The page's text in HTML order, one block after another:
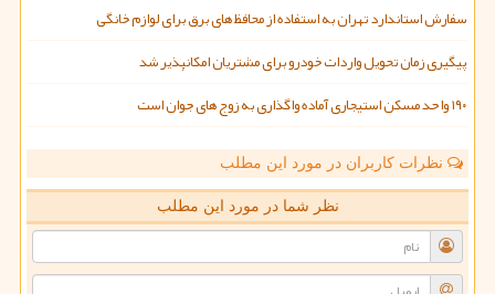
سفارش استاندارد تهران به استفاده از محافظ های برق برای لوازم خانگی
پیگیری زمان تحویل واردات خودرو برای مشتریان امکانپذیر شد
۱۹۰ واحد مسکن استیجاری آماده واگذاری به زوج های جوان است
نظرات کاربران در مورد این مطلب
نظر شما در مورد این مطلب